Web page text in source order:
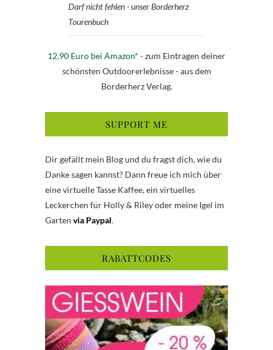
Darf nicht fehlen - unser Borderherz
Tourenbuch
12,90 Euro bei Amazon* - zum Eintragen deiner
schönsten Outdoorerlebnisse - aus dem
Borderherz Verlag.
SUPPORT ME
Dir gefällt mein Blog und du fragst dich, wie du
Danke sagen kannst? Dann freue ich mich über
eine virtuelle Tasse Kaffee, ein virtuelles
Leckerchen für Holly & Riley oder meine Igel im
Garten via Paypal.
RABATTCODES